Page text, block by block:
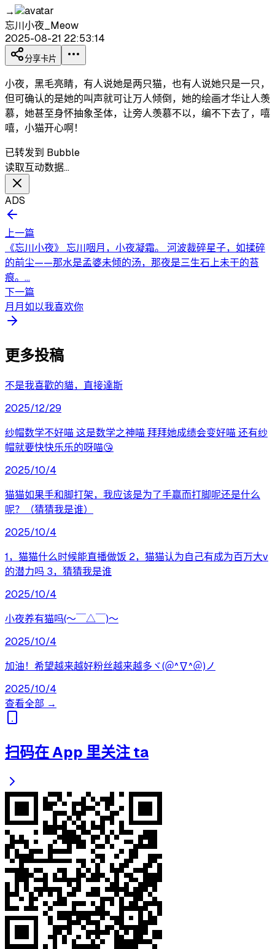
→
忘川小夜_Meow
2025-08-21 22:53:14
分享卡片
小夜，黑毛亮睛，有人说她是两只猫，也有人说她只是一只，
但可确认的是她的叫声就可让万人倾倒，她的绘画才华让人羡
慕，她甚至身怀抽象圣体，让旁人羡慕不以，编不下去了，嘻
嘻，小猫开心啊！
已转发到 Bubble
读取互动数据…
ADS
上一篇
《忘川小夜》 忘川咽月，小夜凝霜。 河波裁碎星子，如揉碎
的前尘——那水是孟婆未倾的汤，那夜是三生石上未干的苔
痕。...
下一篇
月月如以我喜欢你
更多投稿
不是我喜歡的貓，直接達斯
2025/12/29
纱帽数学不好喵 这是数学之神喵 拜拜她成绩会变好喵 还有纱
帽就要快快乐乐的呀喵😘
2025/10/4
猫猫如果手和脚打架，我应该是为了手赢而打脚呢还是什么
呢？（猜猜我是谁）
2025/10/4
1，猫猫什么时候能直播做饭 2，猫猫认为自己有成为百万大v
的潜力吗 3，猜猜我是谁
2025/10/4
小夜养有猫吗(〜￣△￣)〜
2025/10/4
加油！希望越来越好粉丝越来越多ヾ(＠^∇^＠)ノ
2025/10/4
查看全部 →
扫码在 App 里关注 ta